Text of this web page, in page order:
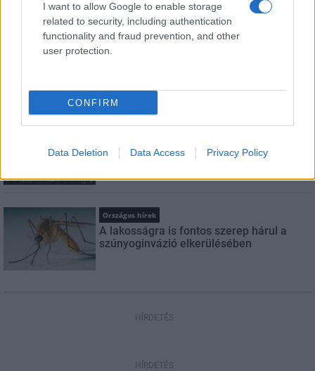
I want to allow Google to enable storage
related to security, including authentication
functionality and fraud prevention, and other
user protection.
CONFIRM
Data Deletion Data Access Privacy Policy
LEGFRISSEBB
Kecskeméten is szakirányú
továbbképzésekkel erősít a Gál Ferenc
Országos hírek
A lakosságra is fontos szerep hárul a
szúnyoginvázió elkerülésében
HÍRDETÉS
HÍRDETÉS